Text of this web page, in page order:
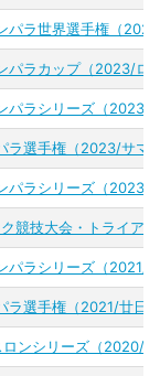
パラ世界選手権（
パラカップ（2023/ロ
パラシリーズ（2023/
ラ選手権（2023/サマ
パラシリーズ（2023/
競技大会・トライア
パラシリーズ（2021/
ラ選手権（2021/廿日
ンシリーズ（2020/